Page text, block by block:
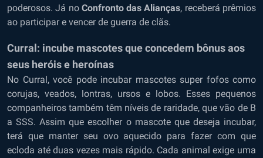
poderosos. Já no Confronto das Alianças, receberá prêmios
ao participar e vencer de guerra de clãs.
Curral: incube mascotes que concedem bônus aos
seus heróis e heroínas
No Curral, você pode incubar mascotes super fofos como
corujas, veados, lontras, ursos e lobos. Esses pequenos
companheiros também têm níveis de raridade, que vão de B
a SSS. Assim que escolher o mascote que deseja incubar,
terá que manter seu ovo aquecido para fazer com que
ecloda até duas vezes mais rápido. Cada animal exige uma